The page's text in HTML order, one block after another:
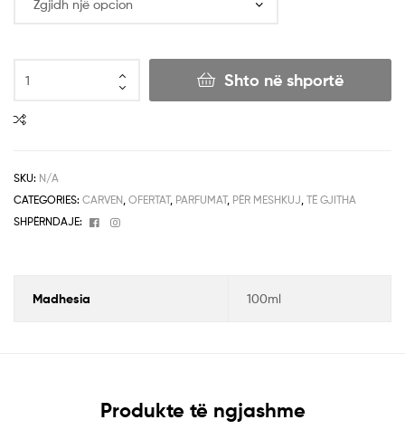
Shto në shportë
SKU: N/A
CATEGORIES: CARVEN OFERTAT, PARFUMAT, PËR MESHKUJ TË GJITHA
SHPËRNDAJE:
Facebook
Instagram
Madhesia 100ml
Produkte të ngjashme